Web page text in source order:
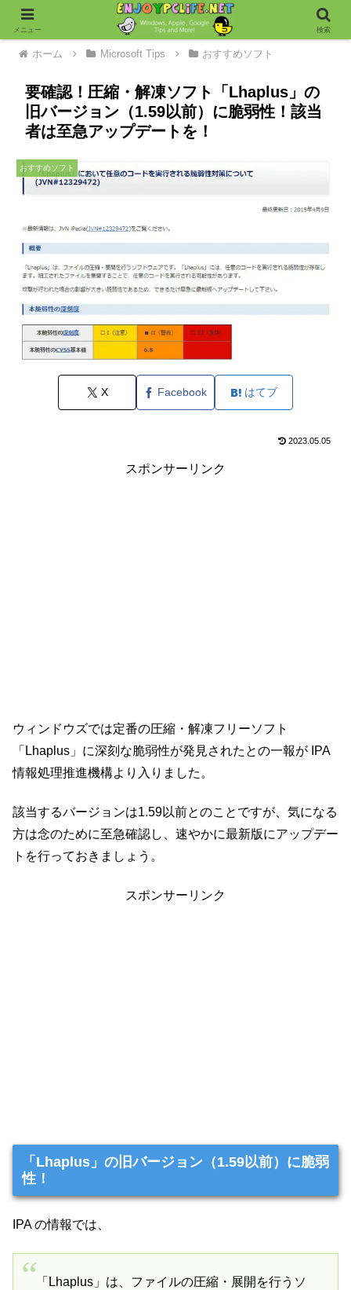
ホーム Microsoft Tips おすすめソフト
要確認！圧縮・解凍ソフト「Lhaplus」の
旧バージョン（1.59以前）に脆弱性！該当
者は至急アップデートを！
おすすめソフト
X Facebook はてブ
2023.05.05
スポンサーリンク
ウィンドウズでは定番の圧縮・解凍フリーソフト
「Lhaplus」に深刻な脆弱性が発見されたとの一報が IPA
情報処理推進機構より入りました。
該当するバージョンは1.59以前とのことですが、気になる
方は念のために至急確認し、速やかに最新版にアップデー
トを行っておきましょう。
スポンサーリンク
「Lhaplus」の旧バージョン（1.59以前）に脆弱
性！
IPA の情報では、
「Lhaplus」は、ファイルの圧縮・展開を行うソ
メニュー 検索